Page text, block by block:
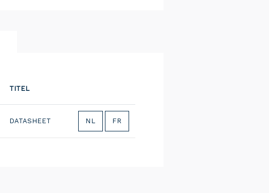
TITEL
DATASHEET NL FR